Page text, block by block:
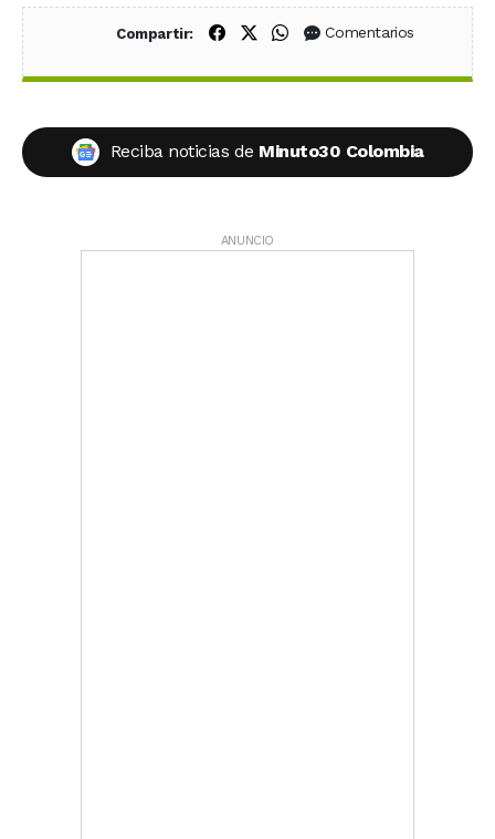
Compartir: Compartir en Facebook
Compartir en X (Twitter)
Compartir en WhatsApp
Comentarios
Reciba noticias de Minuto30 Colombia
ANUNCIO